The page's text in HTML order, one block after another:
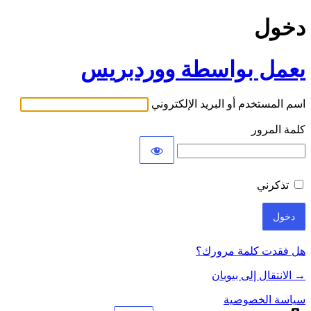
دخول
يعمل بواسطة ووردبريس
اسم المستخدم أو البريد الإلكتروني
كلمة المرور
تذكرني
هل فقدت كلمة مرورك؟
→ الانتقال إلى بيوبان
سياسة الخصوصية